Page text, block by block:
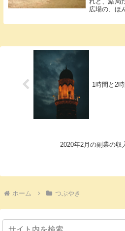
広場の、ほ
1時間と2
2020年2月の副業の収
ホーム つぶやき